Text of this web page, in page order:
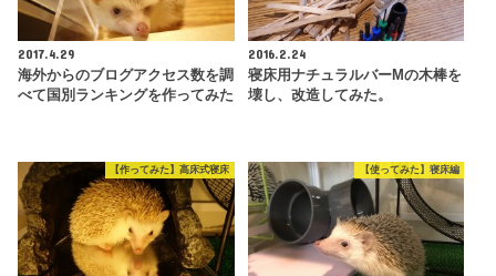
2017.4.29
海外からのブログアクセス数を調
べて国別ランキングを作ってみた
2016.2.24
寝床用ナチュラルバーMの木棒を
壊し、改造してみた。
【作ってみた】高床式寝床 【使ってみた】寝床編